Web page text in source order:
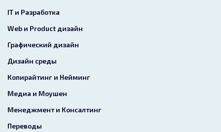
IT и Разработка
Web и Product дизайн
Графический дизайн
Дизайн среды
Копирайтинг и Нейминг
Медиа и Моушен
Менеджмент и Консалтинг
Переводы